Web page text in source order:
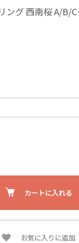
ング 西南桜 A/B/
カートに入れる
お気に入りに追加